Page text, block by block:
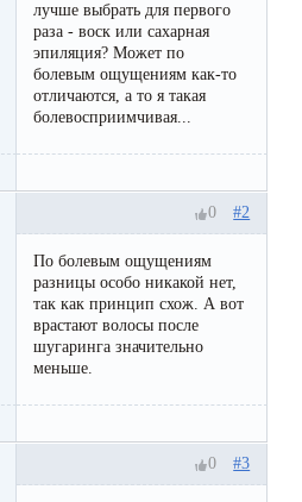
лучше выбрать для первого
раза - воск или сахарная
эпиляция? Может по
болевым ощущениям как-то
отличаются, а то я такая
болевосприимчивая...
#2
0
По болевым ощущениям
разницы особо никакой нет,
так как принцип схож. А вот
врастают волосы после
шугаринга значительно
меньше.
#3
0